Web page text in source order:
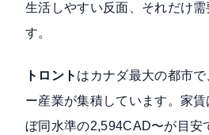
生活しやすい反面、それだけ需
す。
トロント はカナダ最大の都市
ー産業が集積しています。家
ぼ同水準の2,594CAD〜が目安